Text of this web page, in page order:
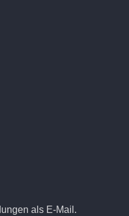
als E-Mail.